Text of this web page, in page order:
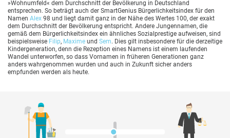
»Wohnumfeld« dem Durchschnitt der Bevölkerung in Deutschland
entsprechen. So beträgt auch der SmartGenius Bürgerlichkeitsindex für den
Namen Alex 98 und liegt damit ganz in der Nähe des Wertes 100, der exakt
dem Durchschnitt der Bevölkerung entspricht. Andere Jungennamen, die
gemäß dem Bürgerlichkeitsindex ein ähnliches Sozialprestige aufweisen, sind
beispielsweise Filip, Maxime und Sem. Dies gilt insbesondere für die derzeitige
Kindergeneration, denn die Rezeption eines Namens ist einem laufenden
Wandel unterworfen, so dass Vornamen in früheren Generationen ganz
anders wahrgenommen wurden und auch in Zukunft sicher anders
empfunden werden als heute.